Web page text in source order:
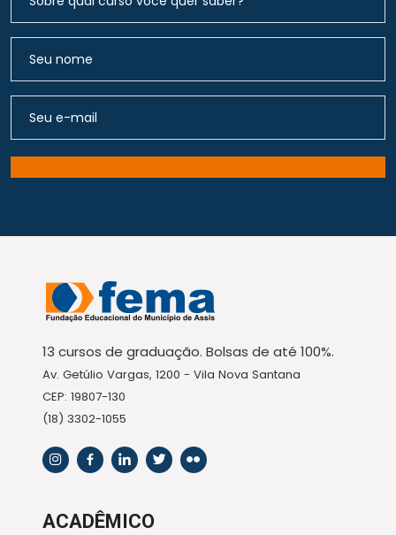
13 cursos de graduação. Bolsas de até 100%.
Av. Getúlio Vargas, 1200 - Vila Nova Santana
CEP: 19807-130
(18) 3302-1055
ACADÊMICO